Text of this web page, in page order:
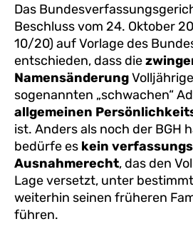
Das
Beschluss vom 24. Oktober
10/20) auf Vorlage des
entschieden, dass die
Namensänderung
sogenannten „schwachen“
allgemeinen
ist. Anders als noch der BGH
bedürfe es kein
Ausnahmerecht, das den
Lage versetzt, unter
weiterhin seinen früheren
führen.